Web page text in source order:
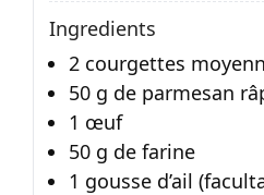
Ingredients
2 courgettes
50 g de parmesan
1 œuf
50 g de farine
1 gousse d’ail